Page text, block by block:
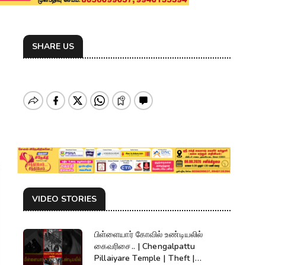
SHARE US
VIDEO STORIES
பிள்ளையார் கோவில் உண்டியலில்
கைவரிசை.. | Chengalpattu
Pillaiyare Temple | Theft |